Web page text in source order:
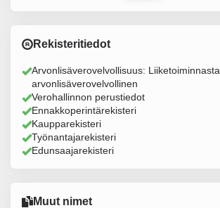
Rekisteritiedot
Arvonlisäverovelvollisuus: Liiketoiminnasta
arvonlisäverovelvollinen
Verohallinnon perustiedot
Ennakkoperintärekisteri
Kaupparekisteri
Työnantajarekisteri
Edunsaajarekisteri
Muut nimet